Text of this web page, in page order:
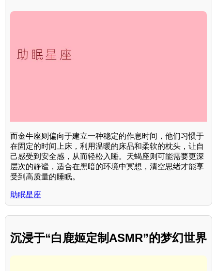
而金牛座则偏向于建立一种稳定的作息时间，他们习惯于
在固定的时间上床，利用温暖的床品和柔软的枕头，让自
己感受到安全感，从而轻松入睡。天蝎座则可能需要更深
层次的静谧，适合在黑暗的环境中冥想，清空思绪才能享
受到高质量的睡眠。
助眠星座
沉浸于“白鹿姬定制ASMR”的梦幻世界